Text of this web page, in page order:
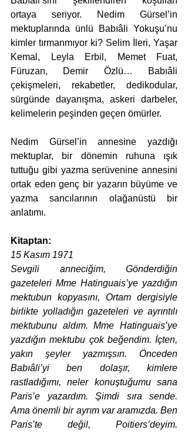
ortaya seriyor. Nedim Gürsel’in
mektuplarında ünlü Babıâli Yokuşu’nu
kimler tırmanmıyor ki? Selim İleri, Yaşar
Kemal, Leyla Erbil, Memet Fuat,
Füruzan, Demir Özlü… Babıâli
çekişmeleri, rekabetler, dedikodular,
sürgünde dayanışma, askeri darbeler,
kelimelerin peşinden geçen ömürler.
Nedim Gürsel’in annesine yazdığı
mektuplar, bir dönemin ruhuna ışık
tuttuğu gibi yazma serüvenine annesini
ortak eden genç bir yazarın büyüme ve
yazma sancılarının olağanüstü bir
anlatımı.
Kitaptan:
15 Kasım 1971
Sevgili anneciğim, Gönderdiğin
gazeteleri Mme Hatinguais’ye yazdığın
mektubun kopyasını, Ortam dergisiyle
birlikte yolladığın gazeteleri ve ayrıntılı
mektubunu aldım. Mme Hatinguais’ye
yazdığın mektubu çok beğendim. İçten,
yakın şeyler yazmışsın. Önceden
Babıâli’yi ben dolaşır, kimlere
rastladığımı, neler konuştuğumu sana
Paris’e yazardım. Şimdi sıra sende.
Ama önemli bir ayrım var aramızda. Ben
Paris’te değil, Poitiers’deyim.